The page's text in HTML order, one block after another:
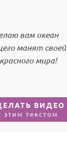
вам океан
манят своей
мира!
ВИДЕО
этим текстом